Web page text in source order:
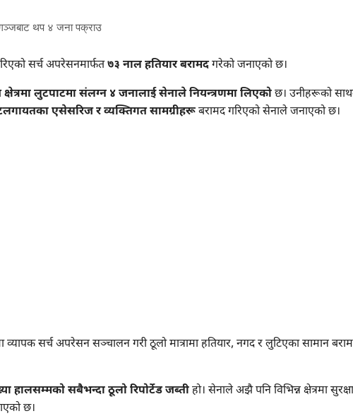
सर्च अपरेसनमार्फत७३ नाल हतियार बरामदगरेको जनाएको छ।
लुटपाटमा संलग्न ४ जनालाई सेनाले नियन्त्रणमा लिएकोछ। उनीहरूको
एसेसरिज र व्यक्तिगत सामग्रीहरूबरामद गरिएको सेनाले जनाएको छ।
सर्च अपरेसन सञ्चालन गरी ठूलो मात्रामा हतियार, नगद र लुटिएका सामान
हालसम्मको सबैभन्दा ठूलो रिपोर्टेड जब्तीहो। सेनाले अझै पनि विभिन्न क्षेत्रमा
छ।